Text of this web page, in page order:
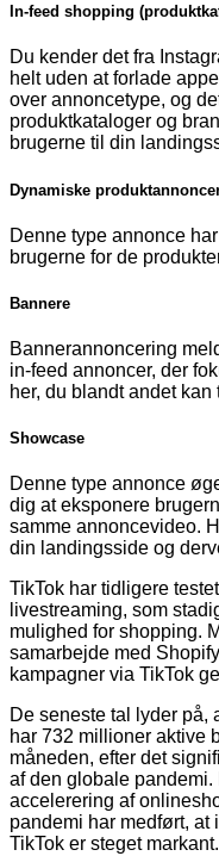
In-feed shopping
Du kender det fra
helt uden at forlade
over annoncetype, og
produktkataloger og
brugerne til din
Dynamiske
Denne type annonce
brugerne for de
Bannere
Bannerannoncering
in-feed annoncer, der
her, du blandt andet
Showcase
Denne type annonce
dig at eksponere
samme annoncevideo.
din landingsside og
TikTok har tidligere
livestreaming, som
mulighed for shopping.
samarbejde med
kampagner via TikTok
De seneste tal lyder
har 732 millioner aktive
måneden, efter det
af den globale
accelerering af
pandemi har medført, at
TikTok er steget markant.